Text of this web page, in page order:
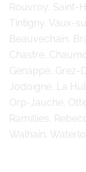
Rouvroy, Saint-
Tintigny, Vaux-
Beauvechain,
Chastre,
Genappe, Grez-
Jodoigne, La
Orp-Jauche,
Ramillies,
Walhain,